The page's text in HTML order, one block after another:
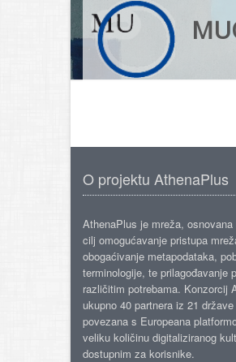
O projektu AthenaPlus
AthenaPlus je mreža,
cilj omogućavanje pristupa
obogaćivanje metapodataka,
terminologije, te prilagođavanje
različitim potrebama. Konzorcij
ukupno 40 partnera iz 21
povezana s Europeana
veliku količinu digitaliziranog
dostupnim za korisnike.